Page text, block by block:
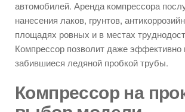
автомобилей. Аренда компрессора
нанесения лаков, грунтов,
площадях ровных и в местах
Компрессор позволит даже эффективно
забившиеся ледяной пробкой трубы.
Компрессор на